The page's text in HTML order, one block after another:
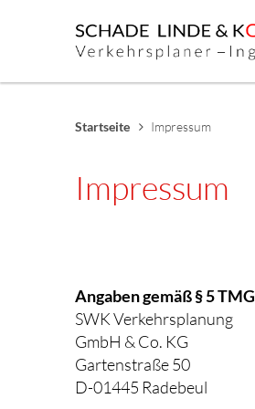
Startseite Impressum
Impressum
Angaben gemäß § 5 TMG
SWK Verkehrsplanung
GmbH & Co. KG
Gartenstraße 50
D-01445 Radebeul